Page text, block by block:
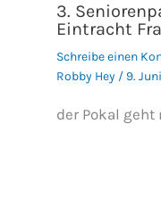
3.
Eintracht
Schreibe einen
Robby Hey / 9.
der Pokal